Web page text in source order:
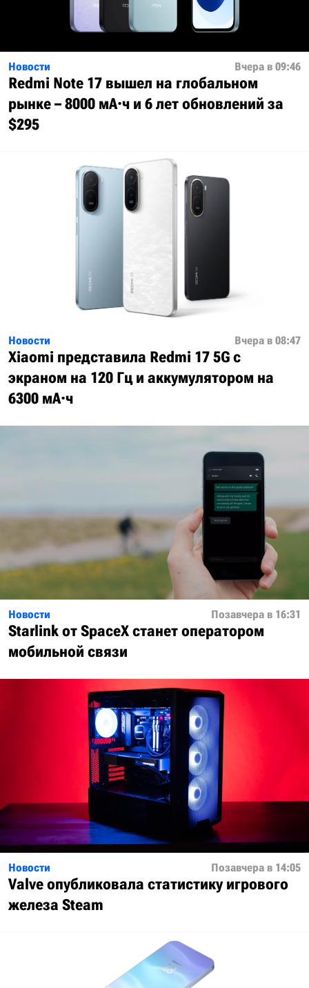
Новости Вчера в 09:46
Redmi Note 17 вышел на глобальном
рынке – 8000 мА·ч и 6 лет обновлений за
$295
Новости Вчера в 08:47
Xiaomi представила Redmi 17 5G с
экраном на 120 Гц и аккумулятором на
6300 мА·ч
Новости Позавчера в 16:31
Starlink от SpaceX станет оператором
мобильной связи
Новости Позавчера в 14:05
Valve опубликовала статистику игрового
железа Steam